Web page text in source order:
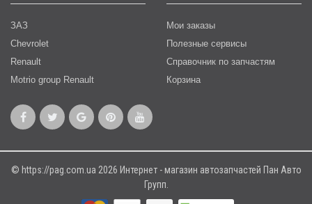
ЗАЗ
Chevrolet
Renault
Motrio group Renault
Мои заказы
Полезные сервисы
Справочник по запчастям
Корзина
© https://pag.com.ua 2026 Интернет - магазин автозапчастей Пан Авто
Групп.